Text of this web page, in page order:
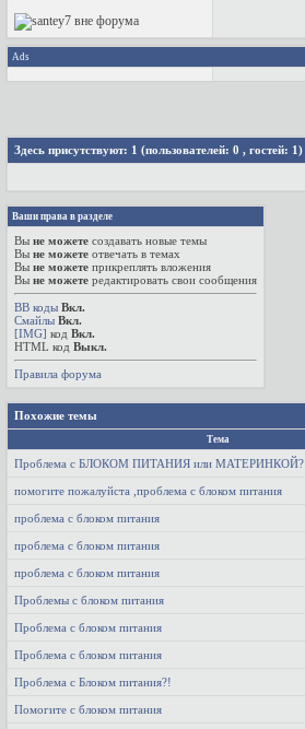
Ads
Здесь присутствуют: 1 (пользователей: 0 , гостей: 1)
Ваши права в разделе
Вы не можете создавать новые темы
Вы не можете отвечать в темах
Вы не можете прикреплять вложения
Вы не можете редактировать свои сообщения
BB коды Вкл.
Смайлы Вкл.
[IMG] код Вкл.
HTML код Выкл.
Правила форума
Похожие темы
Тема
Проблема с БЛОКОМ ПИТАНИЯ или МАТЕРИНКОЙ?
помогите пожалуйста ,проблема с блоком питания
проблема с блоком питания
проблема с блоком питания
проблема с блоком питания
Проблемы с блоком питания
Проблема с блоком питания
Проблема с блоком питания
Проблема с Блоком питания?!
Помогите с блоком питания